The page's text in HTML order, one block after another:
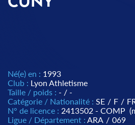
Né(e) en : 1993
Club : Lyon Athletisme
Taille / poids : - / -
Catégorie / Nationalité : SE / F /
N° de licence : 2413502 - COMP
Ligue / Département : ARA / 069